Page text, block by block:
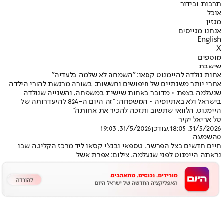
תרבות ובידור
אוכל
מגזין
אנחנו מגייסים
English
X
מוספים
שישבת
אחות נולדה להיימנוט קסאו: "השמחה לא שלמה בלעדיה"
אחרי יותר משנתיים של חיפושים וחששות: בשורה מרגשת להורי הילדה
שנעלמה בצפת • מדובר באחות שישית במשפחה, והשנייה שנולדה
בישראל ולא באתיופיה • המשפחה: "זה היום ה-824 להיעדרותה של
היימנוט, הלוואי שתשוב ותזכה להכיר את אחותה"
טל אריאל יקיר
31/5/2026, 18:05
,עודכן31/5/2026, 19:03
0השמעה
חיים חדשים בצל הפרשה. טספאי ובנצ'י קסאו ליד מרכז הקליטה שבו
נראתה היימנוט לפני שנעלמה. צילום: אפרת אשל